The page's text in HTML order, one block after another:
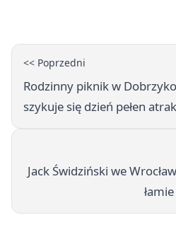
<< Poprzedni
Rodzinny piknik w
szykuje się dzień pełen
Jack Świdziński we